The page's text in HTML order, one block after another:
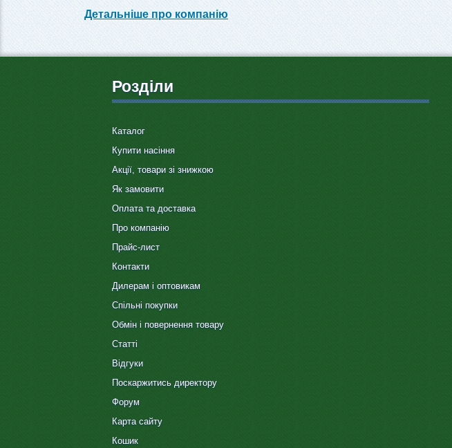
Детальніше про компанію
Розділи
Каталог
Купити насіння
Акції, товари зі знижкою
Як замовити
Оплата та доставка
Про компанію
Прайс-лист
Контакти
Дилерам і оптовикам
Спільні покупки
Обмін і повернення товару
Статті
Відгуки
Поскаржитись директору
Форум
Карта сайту
Кошик